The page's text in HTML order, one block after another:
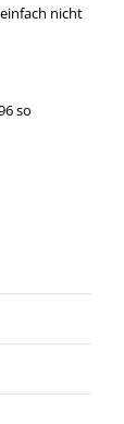
nicht
so